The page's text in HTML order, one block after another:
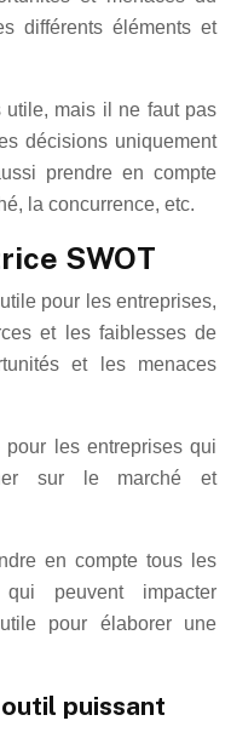
différents éléments et
utile, mais il ne faut pas
décisions uniquement
prendre en compte
la concurrence, etc.
SWOT
pour les entreprises,
et les faiblesses de
et les menaces
les entreprises qui
sur le marché et
en compte tous les
peuvent impacter
pour élaborer une
puissant